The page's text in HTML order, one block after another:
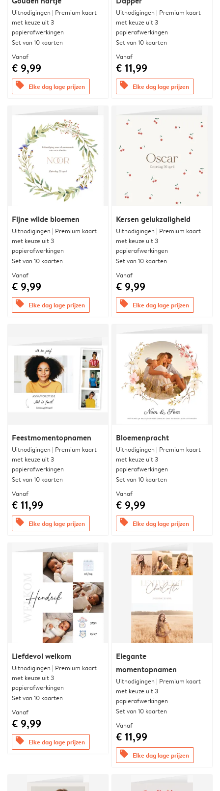
Uitnodigingen | Premium kaart
met keuze uit 3
papierafwerkingen
Set van 10 kaarten
Vanaf
€ 9,99
offers Elke dag lage prijzen
Uitnodigingen | Premium kaart
met keuze uit 3
papierafwerkingen
Set van 10 kaarten
Vanaf
€ 11,99
offers Elke dag lage prijzen
Fijne wilde bloemen
Uitnodigingen | Premium kaart
met keuze uit 3
papierafwerkingen
Set van 10 kaarten
Vanaf
€ 9,99
offers Elke dag lage prijzen
Kersen gelukzaligheid
Uitnodigingen | Premium kaart
met keuze uit 3
papierafwerkingen
Set van 10 kaarten
Vanaf
€ 9,99
offers Elke dag lage prijzen
Feestmomentopnamen
Uitnodigingen | Premium kaart
met keuze uit 3
papierafwerkingen
Set van 10 kaarten
Vanaf
€ 11,99
offers Elke dag lage prijzen
Bloemenpracht
Uitnodigingen | Premium kaart
met keuze uit 3
papierafwerkingen
Set van 10 kaarten
Vanaf
€ 9,99
offers Elke dag lage prijzen
Liefdevol welkom
Uitnodigingen | Premium kaart
met keuze uit 3
papierafwerkingen
Set van 10 kaarten
Vanaf
€ 9,99
offers Elke dag lage prijzen
Elegante
momentopnamen
Uitnodigingen | Premium kaart
met keuze uit 3
papierafwerkingen
Set van 10 kaarten
Vanaf
€ 11,99
offers Elke dag lage prijzen